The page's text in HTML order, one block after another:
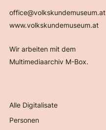
office@volkskundemuseum.at
www.volkskundemuseum.at
Wir arbeiten mit dem
Multimediaarchiv M-Box.
Alle Digitalisate
Personen